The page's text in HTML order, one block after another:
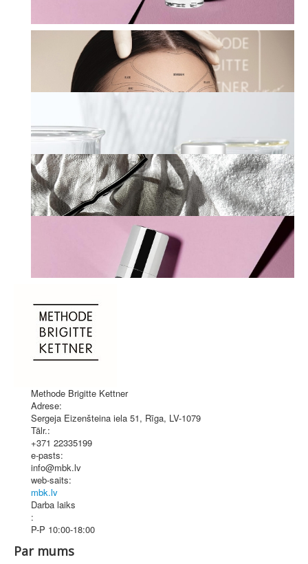
Methode Brigitte Kettner
Adrese:
Sergeja Eizenšteina iela 51, Rīga, LV-1079
Tālr.:
+371 22335199
e-pasts:
info@mbk.lv
web-saits:
mbk.lv
Darba laiks
:
P-P 10:00-18:00
Par mums